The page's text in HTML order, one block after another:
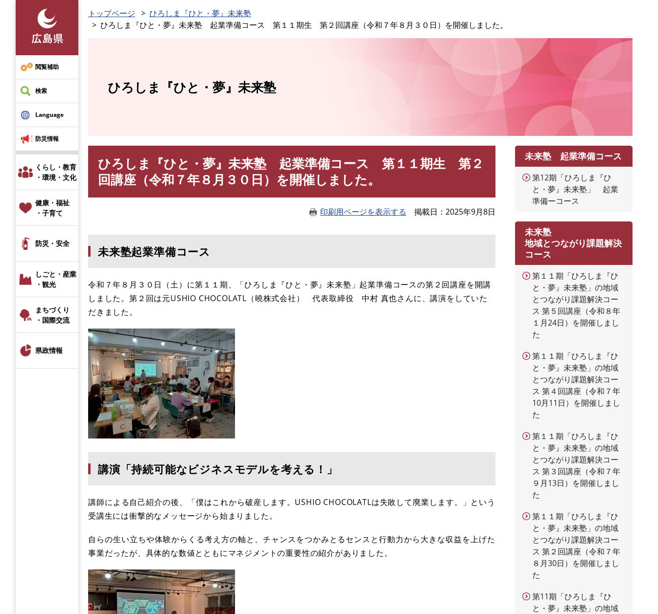
先
頭
で
す
閲覧補助
検索
Language
防災情報
くらし・教育
・環境・文化
健康・福祉
・子育て
防災・安全
しごと・産業
・観光
まちづくり
・国際交流
県政情報
トップページ
ひろしま『ひと・夢』未来塾
ひろしま『ひと・夢』未来塾 起業準備コース 第１１期生 第２回講座（令和７年８月３０日）を開催しました。
ひろしま『ひと・夢』未来塾
ひろしま『ひと・夢』未来塾 起業準備コース 第１１期生 第２
回講座（令和７年８月３０日）を開催しました。
印刷用ページを表示する 掲載日 2025年9月8日
未来塾起業準備コース
令和７年８月３０日（土）に第１１期、「ひろしま『ひと・夢』未来塾」起業準備コースの第２回講座を開講
しました。第２回は元USHIO CHOCOLATL（曉株式会社） 代表取締役 中村 真也さんに、講演をしていた
だきました。
講演「持続可能なビジネスモデルを考える！」
講師による自己紹介の後、「僕はこれから破産します。USHIO CHOCOLATLは失敗して廃業します。」という
受講生には衝撃的なメッセージから始まりました。
自らの生い立ちや体験からくる考え方の軸と、チャンスをつかみとるセンスと行動力から大きな収益を上げた
事業だったが、具体的な数値とともにマネジメントの重要性の紹介がありました。
未来塾 起業準備コース
第12期「ひろしま『ひ
と・夢』未来塾」 起業
準備ーコース
未来塾
地域とつながり課題解決
コース
第１１期「ひろしま『ひ
と・夢』未来塾」の地域
とつながり課題解決コー
ス 第５回講座（令和８年
１月24日）を開催しまし
た
第１１期「ひろしま『ひ
と・夢』未来塾」の地域
とつながり課題解決コー
ス 第４回講座（令和７年
10月11日）を開催しまし
た
第１１期「ひろしま『ひ
と・夢』未来塾」の地域
とつながり課題解決コー
ス 第３回講座（令和７年
９月13日）を開催しまし
た
第１１期「ひろしま『ひ
と・夢』未来塾」の地域
とつながり課題解決コー
ス 第２回講座（令和７年
８月30日）を開催しまし
た
第11期「ひろしま『ひ
と・夢』未来塾」の地域